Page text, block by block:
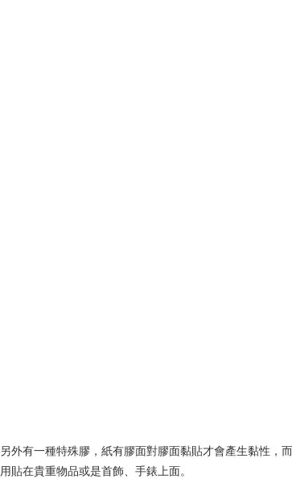
另外有一種特殊膠，紙有膠面對膠面黏貼才會產生黏性，
用貼在貴重物品或是首飾、手錶上面。